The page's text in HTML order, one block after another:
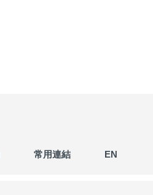
常用連結 EN